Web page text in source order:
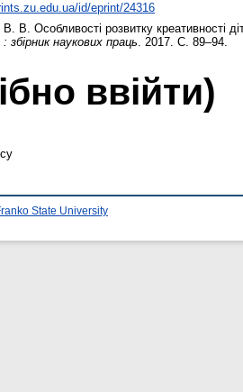
id/eprint/24316
В. В. Особливості розвитку креативності
збірник наукових праць. 2017. С. 89–94.
ввійти)
State University